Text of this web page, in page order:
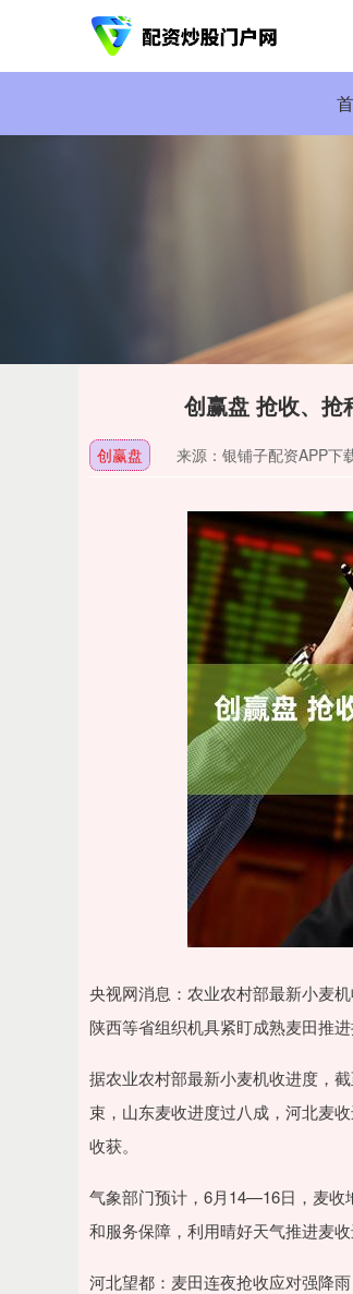
创赢盘 抢收、
创赢盘 来源：银铺子配资APP下
央视网消息：农业农村部最新小麦
陕西等省组织机具紧盯成熟麦田推
据农业农村部最新小麦机收进度，
束，山东麦收进度过八成，河北麦
收获。
气象部门预计，6月14—16日，麦收
和服务保障，利用晴好天气推进麦
河北望都：麦田连夜抢收应对强降雨
深证成指 14110.12